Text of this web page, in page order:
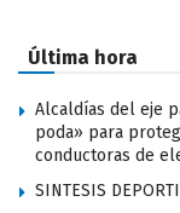
Última hora
Alcaldías del eje
poda» para
conductoras de
SINTESIS